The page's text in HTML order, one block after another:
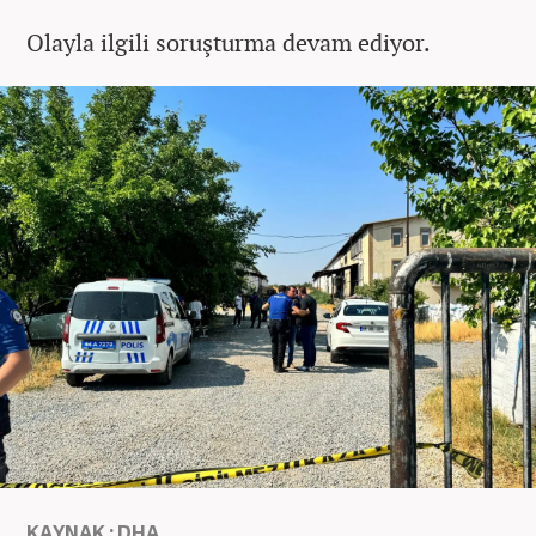
Olayla ilgili soruşturma devam ediyor.